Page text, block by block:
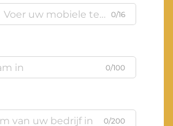
0/16
0/100
0/200